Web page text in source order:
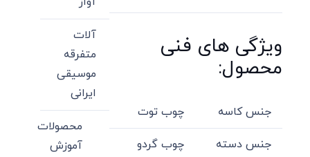
ویژگی های فنی
محصول:
جنس کاسه چوب توت
جنس دسته چوب گردو
آلات
متفرقه
موسیقی
ایرانی
محصولات
آموزش